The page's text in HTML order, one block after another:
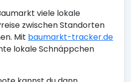
viele lokale
zwischen Standorten
Mit baumarkt-tracker.de
lokale Schnäppchen